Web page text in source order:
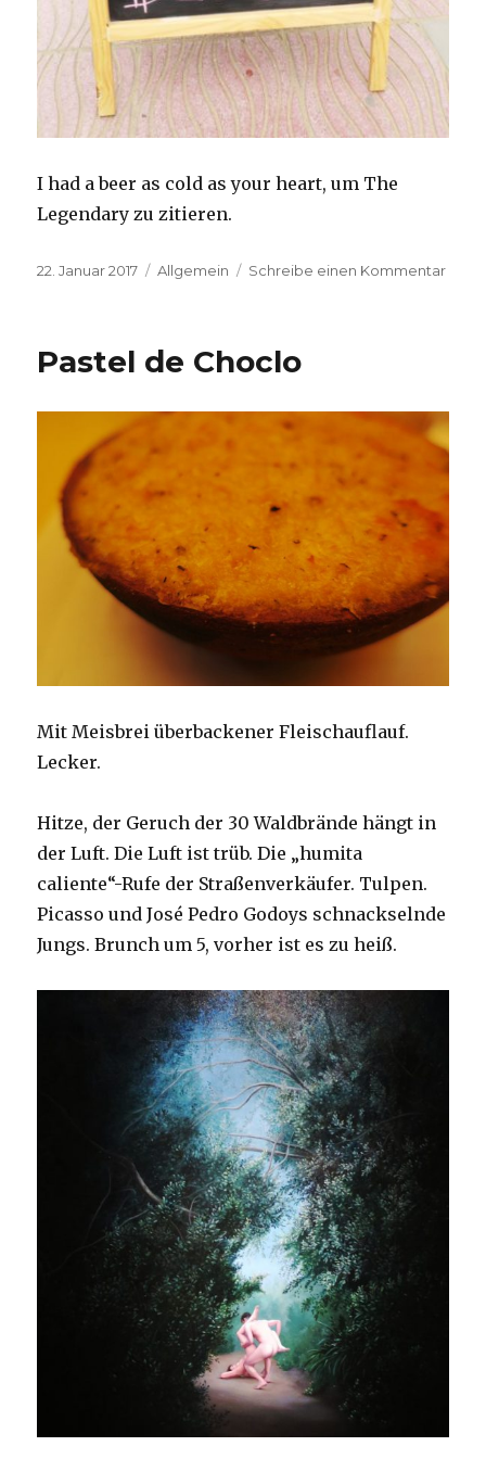
I had a beer as cold as your heart, um The
Legendary zu zitieren.
Veröffentlicht
22. Januar 2017 Kategorien
Allgemein Schreibe einen Kommentarzu
Pastel de Choclo
Mit Meisbrei überbackener Fleischauflauf.
Lecker.
Hitze, der Geruch der 30 Waldbrände hängt in
der Luft. Die Luft ist trüb. Die „humita
caliente“-Rufe der Straßenverkäufer. Tulpen.
Picasso und José Pedro Godoys schnackselnde
Jungs. Brunch um 5, vorher ist es zu heiß.